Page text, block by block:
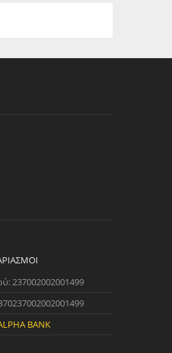
237002002001499
BANK